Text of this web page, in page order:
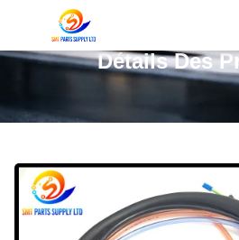
Détails Des